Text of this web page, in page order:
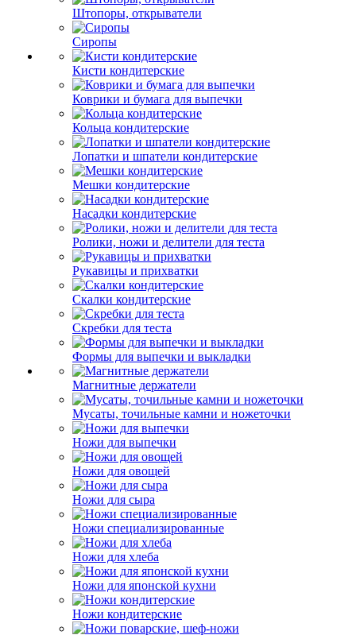
Штопоры, открыватели
Сиропы
Кисти кондитерские
Коврики и бумага для выпечки
Кольца кондитерские
Лопатки и шпатели кондитерские
Мешки кондитерские
Насадки кондитерские
Ролики, ножи и делители для теста
Рукавицы и прихватки
Скалки кондитерские
Скребки для теста
Формы для выпечки и выкладки
Магнитные держатели
Мусаты, точильные камни и ножеточки
Ножи для выпечки
Ножи для овощей
Ножи для сыра
Ножи специализированные
Ножи для хлеба
Ножи для японской кухни
Ножи кондитерские